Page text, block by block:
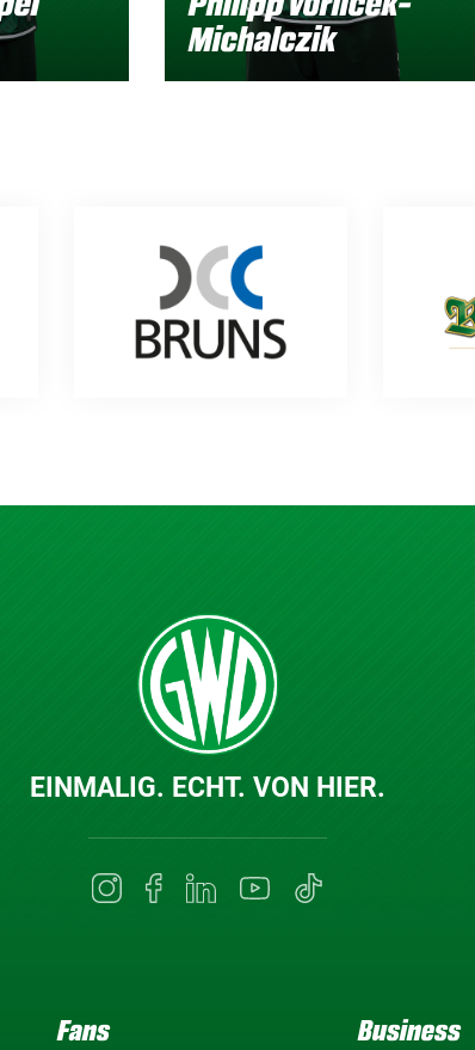
Michalczik
EINMALIG. ECHT. VON HIER.
Fans Business